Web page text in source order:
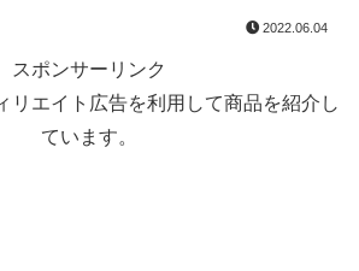
2022.06.04
スポンサーリンク
リエイト広告を利用して商品を紹介し
ています。